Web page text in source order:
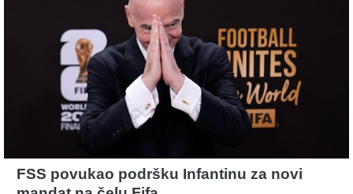
FSS povukao podršku Infantinu za novi